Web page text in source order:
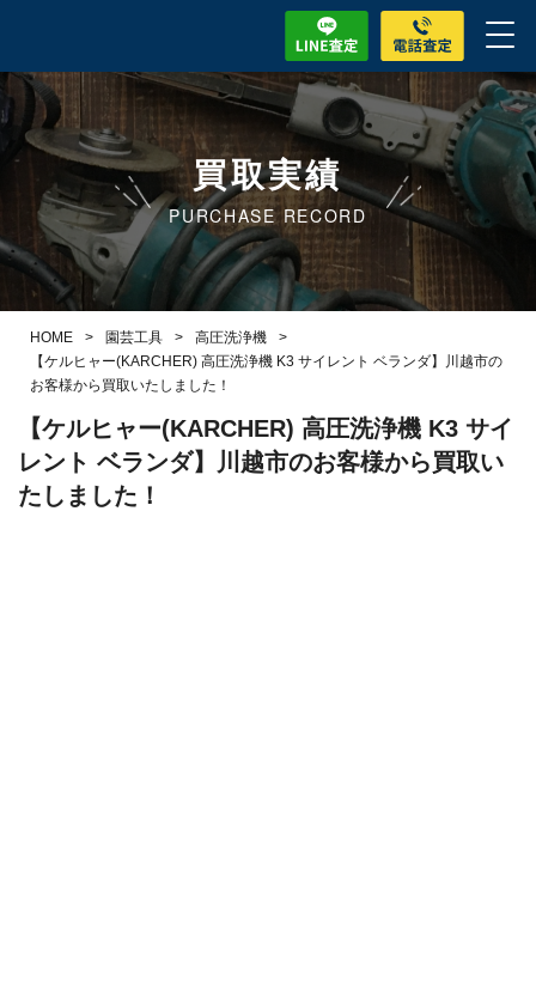
買取実績
PURCHASE RECORD
HOME > 園芸工具 > 高圧洗浄機
>
【ケルヒャー(KARCHER) 高圧洗浄機 K3 サイレント ベランダ】川越市の
お客様から買取いたしました！
【ケルヒャー(KARCHER) 高圧洗浄機 K3 サイ
レント ベランダ】川越市のお客様から買取い
たしました！